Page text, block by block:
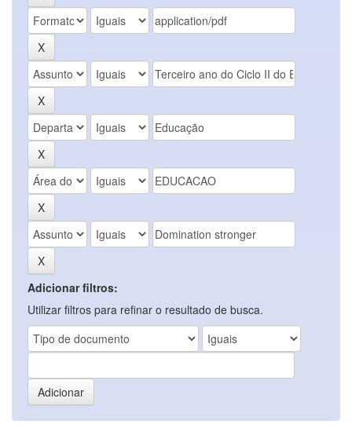
Adicionar filtros:
Utilizar filtros para refinar o resultado de busca.